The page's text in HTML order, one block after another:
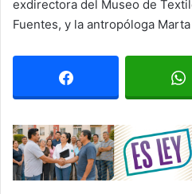
exdirectora del Museo de
Fuentes, y la antropóloga